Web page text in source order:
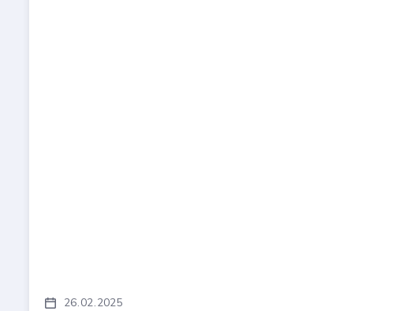
26 02 2025